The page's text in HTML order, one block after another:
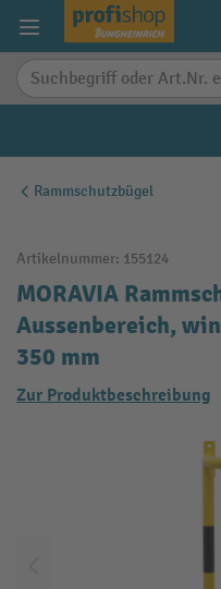
springen
Rammschutzbügel
Artikelnummer: 155124
MORAVIA
Aussenbereich,
350 mm
Zur Produktbeschreibung